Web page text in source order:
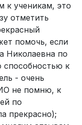
к ученикам, это
отметить
помочь, если
Николаевна по
способностью к
- очень
не помню, к
по
прекрасно);